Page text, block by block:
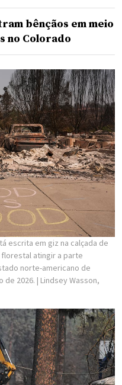
bênçãos em meio
no Colorado
escrita em giz na calçada de
atingir a parte
norte-americano de
de 2026. | Lindsey Wasson,